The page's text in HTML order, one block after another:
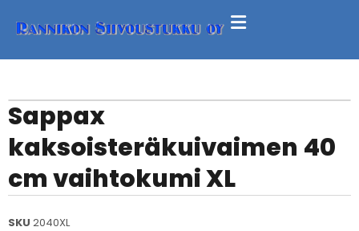
Sappax
kaksoisteräkuivaimen 40
cm vaihtokumi XL
SKU 2040XL